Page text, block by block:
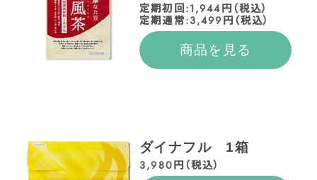
定期初回:1,944円（税込）
定期通常:3,499円（税込）
商品を見る
ダイナフル 1箱
3,980円（税込）